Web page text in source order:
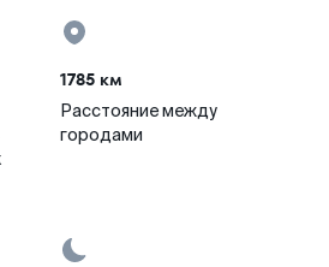
1785 км
Расстояние между
городами